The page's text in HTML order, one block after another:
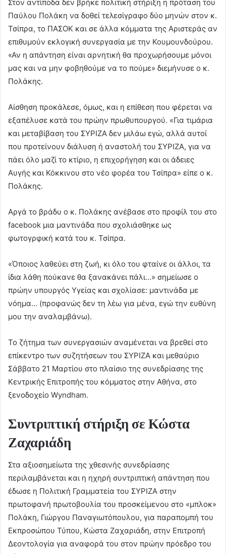
Στον αντίποδα δεν βρήκε πολιτική στήριξη η πρόταση του
Παύλου Πολάκη να δοθεί τελεσίγραφο δύο μηνών στον κ.
Τσίπρα, το ΠΑΣΟΚ και σε άλλα κόμματα της Αριστεράς αν
επιθυμούν εκλογική συνεργασία με την Κουμουνδούρου.
«Αν η απάντηση είναι αρνητική θα προχωρήσουμε μόνοι
μας και να μην φοβηθούμε να το πούμε» διεμήνυσε ο κ.
Πολάκης.
Αίσθηση προκάλεσε, όμως, και η επίθεση που φέρεται να
εξαπέλυσε κατά του πρώην πρωθυπουργού. «Για τιμάρια
και μεταβίβαση του ΣΥΡΙΖΑ δεν μιλάω εγώ, αλλά αυτοί
που προτείνουν διάλυση ή αναστολή του ΣΥΡΙΖΑ, για να
πάει όλο μαζί το κτίριο, η επιχορήγηση και οι άδειες
Αυγής και Κόκκινου στο νέο φορέα του Τσίπρα» είπε ο κ.
Πολάκης.
Αργά το βράδυ ο κ. Πολάκης ανέβασε στο προφίλ του στο
facebook μια μαντινάδα που σχολιάσθηκε ως
φωτογρφική κατά του κ. Τσίπρα.
«Όποιος λαθεύει στη ζωή, κι όλο του φταίνε οι άλλοι, τα
ίδια λάθη πούκανε θα ξανακάνει πάλι…» σημείωσε ο
πρώην υπουργός Υγείας και σχολίασε: μαντινάδα με
νόημα… (προφανώς δεν τη λέω για μένα, εγώ την ευθύνη
μου την αναλαμβάνω).
Το ζήτημα των συνεργασιών αναμένεται να βρεθεί στο
επίκεντρο των συζητήσεων του ΣΥΡΙΖΑ και μεθαύριο
Σάββατο 21 Μαρτίου στο πλαίσιο της συνεδρίασης της
Κεντρικής Επιτροπής του κόμματος στην Αθήνα, στο
ξενοδοχείο Wyndham.
Συντριπτική στήριξη σε Κώστα
Ζαχαριάδη
Στα αξιοσημείωτα της χθεσινής συνεδρίασης
περιλαμβάνεται και η ηχηρή συντριπτική απάντηση που
έδωσε η Πολιτική Γραμματεία του ΣΥΡΙΖΑ στην
πρωτοφανή πρωτοβουλία του προσκείμενου στο «μπλοκ»
Πολάκη, Γιώργου Παναγιωτόπουλου, για παραπομπή του
Εκπροσώπου Τύπου, Κώστα Ζαχαριάδη, στην Επιτροπή
Δεοντολογία για αναφορά του στον πρώην πρόεδρο του